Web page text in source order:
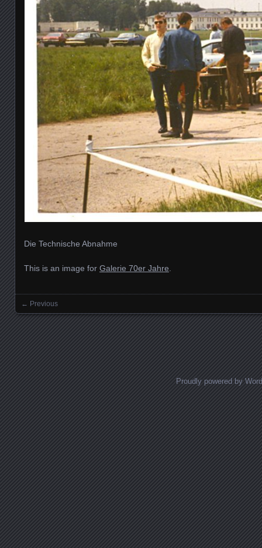
Die Technische Abnahme
This is an image for Galerie 70er Jahre
Images navigation
← Previous
Proudly powered by